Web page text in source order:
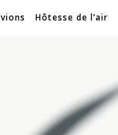
Hôtesse de l’air